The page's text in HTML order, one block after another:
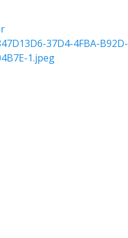
37D4-4FBA-B92D-
1.jpeg